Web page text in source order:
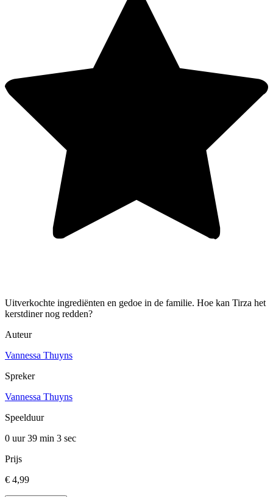
Uitverkochte ingrediënten en gedoe in de familie. Hoe kan Tirza het
kerstdiner nog redden?
Auteur
Vannessa Thuyns
Spreker
Vannessa Thuyns
Speelduur
0 uur 39 min 3 sec
Prijs
€ 4,99